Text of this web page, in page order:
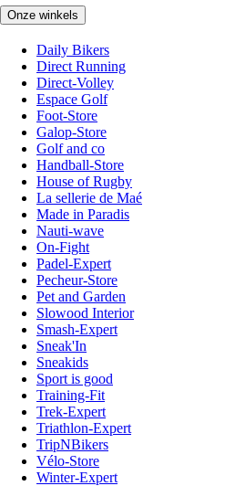
Onze winkels
Daily Bikers
Direct Running
Direct-Volley
Espace Golf
Foot-Store
Galop-Store
Golf and co
Handball-Store
House of Rugby
La sellerie de Maé
Made in Paradis
Nauti-wave
On-Fight
Padel-Expert
Pecheur-Store
Pet and Garden
Slowood Interior
Smash-Expert
Sneak'In
Sneakids
Sport is good
Training-Fit
Trek-Expert
Triathlon-Expert
TripNBikers
Vélo-Store
Winter-Expert